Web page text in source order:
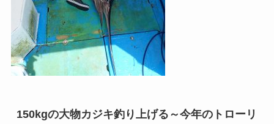
150kgの大物カジキ釣り上げる～今年のトローリ